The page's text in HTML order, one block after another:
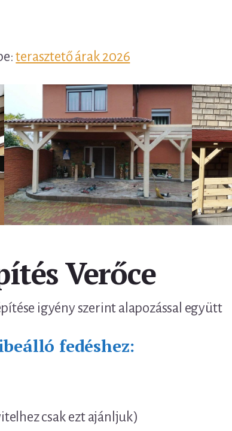
terasztető árak 2026
Verőce
igyény szerint alapozással együtt
fedéshez:
csak ezt ajánljuk)